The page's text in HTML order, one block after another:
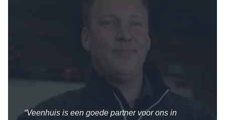
“Veenhuis is een goede partner voor ons in